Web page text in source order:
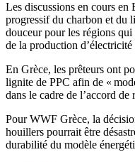
Les discussions en cours en
progressif du charbon et du
douceur pour les régions
de la production d’électricité
En Grèce, les prêteurs ont
lignite de PPC afin de «
dans le cadre de l’accord de
Pour WWF Grèce, la
houillers pourrait être
durabilité du modèle